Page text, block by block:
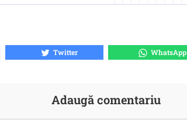
Twitter WhatsApp
Adaugă comentariu